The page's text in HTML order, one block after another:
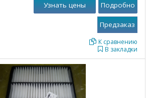
В закладки
К сравнению
Узнать цены Подробно